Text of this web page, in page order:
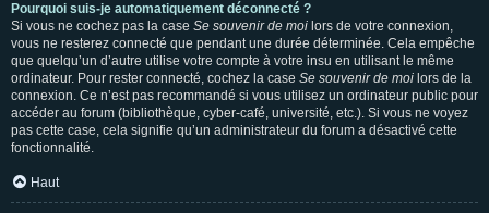
Pourquoi suis-je automatiquement déconnecté ?
Si vous ne cochez pas la case Se souvenir de moi lors de votre connexion,
vous ne resterez connecté que pendant une durée déterminée. Cela empêche
que quelqu’un d’autre utilise votre compte à votre insu en utilisant le même
ordinateur. Pour rester connecté, cochez la case Se souvenir de moi lors de la
connexion. Ce n’est pas recommandé si vous utilisez un ordinateur public pour
accéder au forum (bibliothèque, cyber-café, université, etc.). Si vous ne voyez
pas cette case, cela signifie qu’un administrateur du forum a désactivé cette
fonctionnalité.
Haut